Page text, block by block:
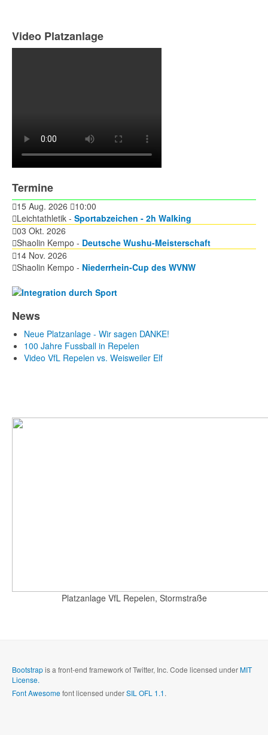
Video Platzanlage
Termine
15 Aug. 2026
10:00
Leichtathletik - Sportabzeichen - 2h Walking
03 Okt. 2026
Shaolin Kempo - Deutsche Wushu-Meisterschaft
14 Nov. 2026
Shaolin Kempo - Niederrhein-Cup des WVNW
News
Neue Platzanlage - Wir sagen DANKE!
100 Jahre Fussball in Repelen
Video VfL Repelen vs. Weisweiler Elf
Platzanlage VfL Repelen, Stormstraße
Bootstrapis a front-end framework of Twitter, Inc. Code licensed underMIT
License.
Font Awesomefont licensed underSIL OFL 1.1.